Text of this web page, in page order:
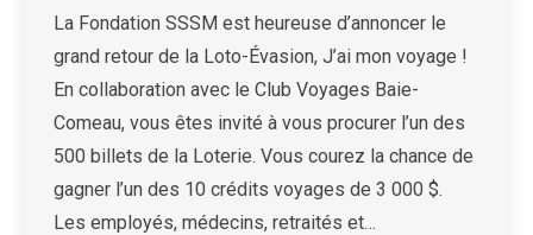
La Fondation SSSM est heureuse d’annoncer le
grand retour de la Loto-Évasion, J’ai mon voyage !
En collaboration avec le Club Voyages Baie-
Comeau, vous êtes invité à vous procurer l’un des
500 billets de la Loterie. Vous courez la chance de
gagner l’un des 10 crédits voyages de 3 000 $.
Les employés, médecins, retraités et…